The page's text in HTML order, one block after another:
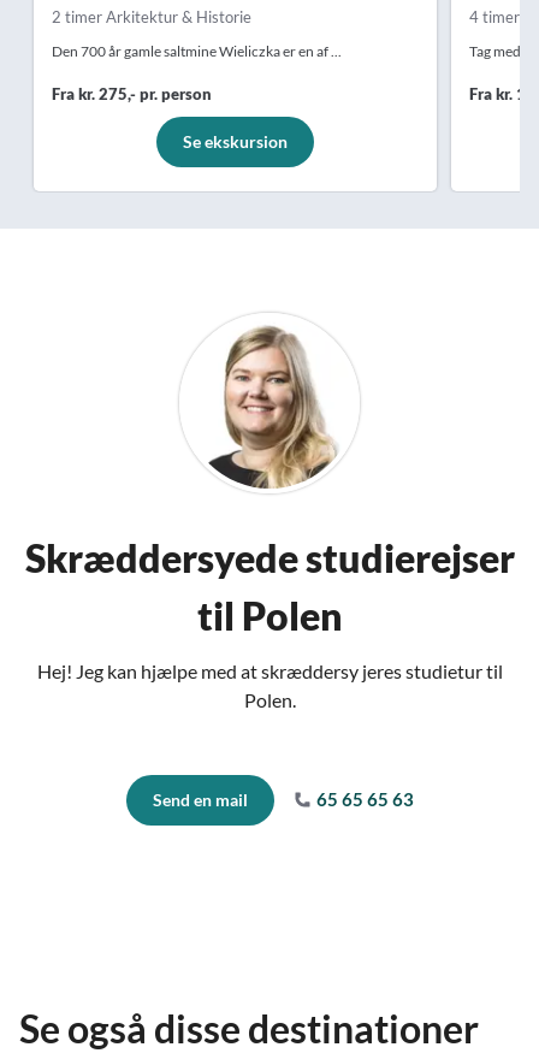
2 timer Arkitektur & Historie
Den 700 år gamle saltmine Wieliczka er en af ...
Fra kr. 275,- pr. person
Se ekskursion
4 timer
Tag med
Fra kr.
Skræddersyede studierejser
til Polen
Hej! Jeg kan hjælpe med at skræddersy jeres studietur til
Polen.
Send en mail 65 65 65 63
Se også disse destinationer